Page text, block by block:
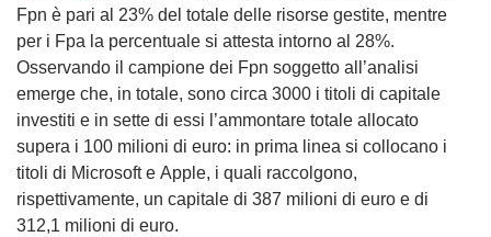
Fpn è pari al 23% del totale delle risorse gestite, mentre
per i Fpa la percentuale si attesta intorno al 28%.
Osservando il campione dei Fpn soggetto all’analisi
emerge che, in totale, sono circa 3000 i titoli di capitale
investiti e in sette di essi l’ammontare totale allocato
supera i 100 milioni di euro: in prima linea si collocano i
titoli di Microsoft e Apple, i quali raccolgono,
rispettivamente, un capitale di 387 milioni di euro e di
312,1 milioni di euro.